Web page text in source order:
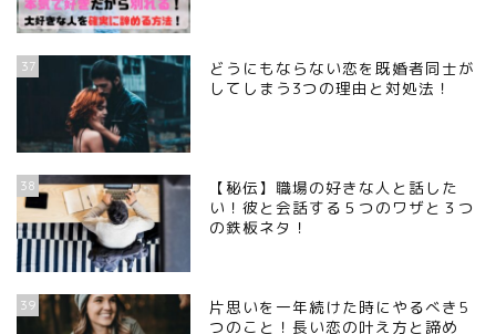
37
どうにもならない恋を既婚者同士が
してしまう3つの理由と対処法！
38
【秘伝】職場の好きな人と話した
い！彼と会話する５つのワザと３つ
の鉄板ネタ！
39
片思いを一年続けた時にやるべき5
つのこと！長い恋の叶え方と諦め